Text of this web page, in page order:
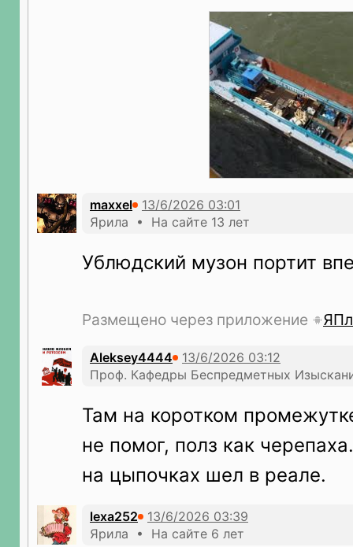
maxxel
Ярила • На сайте 13 лет
Ублюдский музон портит
Размещено через приложение
Aleksey4444
Проф. Кафедры Беспредметных
Там на коротком
не помог, полз как
на цыпочках шел в реале.
lexa252
Ярила • На сайте 6 лет